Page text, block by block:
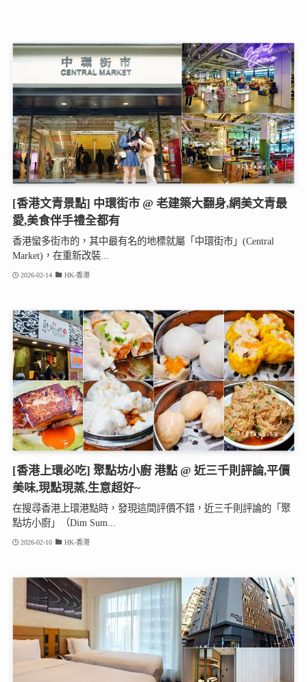
[香港文青景點] 中環街市 @ 老建築大翻身,網美文青最
愛,美食伴手禮全都有
香港蠻多街市的，其中最有名的地標就屬「中環街市」(Central
Market)，在重新改裝...
2026-02-14 HK-香港
[香港上環必吃] 聚點坊小廚 港點 @ 近三千則評論,平價
美味,現點現蒸,生意超好~
在搜尋香港上環港點時，發現這間評價不錯，近三千則評論的「聚
點坊小廚」（Dim Sum...
2026-02-10 HK-香港